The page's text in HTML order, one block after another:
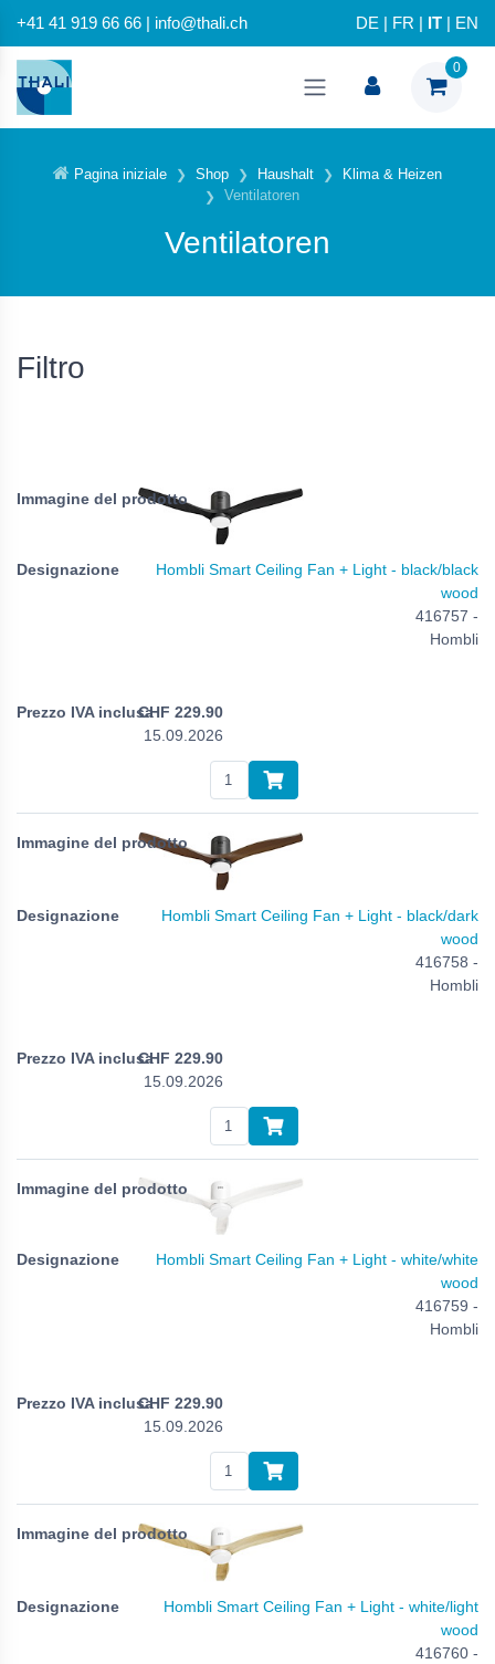
+41 41 919 66 66 | info@thali.ch DE FR IT EN
0
Pagina iniziale Shop Haushalt
Klima & Heizen
Ventilatoren
Ventilatoren
Filtro
Hombli Smart Ceiling Fan + Light - black/black
wood
416757 -
Hombli
CHF 229.90
15.09.2026
Hombli Smart Ceiling Fan + Light - black/dark
wood
416758 -
Hombli
CHF 229.90
15.09.2026
Hombli Smart Ceiling Fan + Light - white/white
wood
416759 -
Hombli
CHF 229.90
15.09.2026
Hombli Smart Ceiling Fan + Light - white/light
wood
416760 -